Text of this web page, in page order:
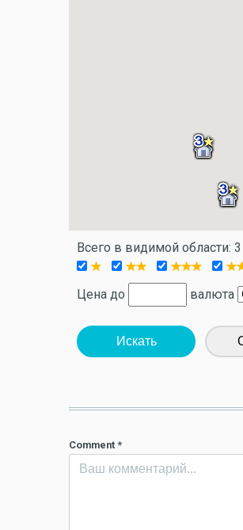
Всего в видимой области: 3
Цена до
валюта
Искать
Comment *